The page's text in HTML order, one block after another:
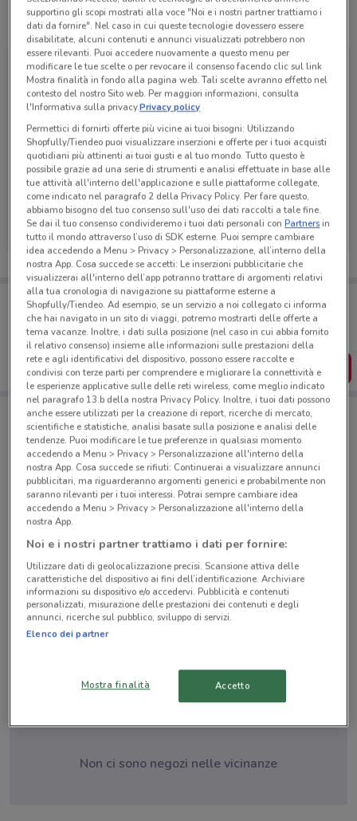
Tutte le promozioni di questo negozio
-4 GIORNI
PENNY
Scade mercoledì 1.3 km
NUOVO
PENNY
Scade mercoledì 1.3 km
Porta DoveConviene sempre con te!
Puoi trovare le migliori offerte dei negozi vicino a te,
salvarle e creare la tua lista del risparmio, comodamente
dal tuo cellulare.
SCARICA L’APP
Negozi PENNY a Marcon
© MapTiler© OpenStreetMap contributors
Non ci sono negozi nelle vicinanze
supportino gli scopi mostrati alla voce "Noi e i nostri partner trattiamo i
dati da fornire". Nel caso in cui queste tecnologie dovessero essere
disabilitate, alcuni contenuti e annunci visualizzati potrebbero non
essere rilevanti. Puoi accedere nuovamente a questo menu per
modificare le tue scelte o per revocare il consenso facendo clic sul link
Mostra finalità in fondo alla pagina web. Tali scelte avranno effetto nel
contesto del nostro Sito web. Per maggiori informazioni, consulta
l'Informativa sulla privacy.Privacy policy
Permettici di fornirti offerte più vicine ai tuoi bisogni: Utilizzando
Shopfully/Tiendeo puoi visualizzare inserzioni e offerte per i tuoi acquisti
quotidiani più attinenti ai tuoi gusti e al tuo mondo. Tutto questo è
possibile grazie ad una serie di strumenti e analisi effettuate in base alle
tue attività all'interno dell'applicazione e sulle piattaforme collegate,
come indicato nel paragrafo 2 della Privacy Policy. Per fare questo,
abbiamo bisogno del tuo consenso sull'uso dei dati raccolti a tale fine.
Se dai il tuo consenso condivideremo i tuoi dati personali conPartnersin
tutto il mondo attraverso l’uso di SDK esterne. Puoi sempre cambiare
idea accedendo a Menu > Privacy > Personalizzazione, all’interno della
nostra App. Cosa succede se accetti: Le inserzioni pubblicitarie che
visualizzerai all'interno dell’app potranno trattare di argomenti relativi
alla tua cronologia di navigazione su piattaforme esterne a
Shopfully/Tiendeo. Ad esempio, se un servizio a noi collegato ci informa
che hai navigato in un sito di viaggi, potremo mostrarti delle offerte a
tema vacanze. Inoltre, i dati sulla posizione (nel caso in cui abbia fornito
il relativo consenso) insieme alle informazioni sulle prestazioni della
rete e agli identificativi del dispositivo, possono essere raccolte e
condivisi con terze parti per comprendere e migliorare la connettività e
le esperienze applicative sulle delle reti wireless, come meglio indicato
nel paragrafo 13.b della nostra Privacy Policy. Inoltre, i tuoi dati possono
anche essere utilizzati per la creazione di report, ricerche di mercato,
scientifiche e statistiche, analisi basate sulla posizione e analisi delle
tendenze. Puoi modificare le tue preferenze in qualsiasi momento
accedendo a Menu > Privacy > Personalizzazione all'interno della
nostra App. Cosa succede se rifiuti: Continuerai a visualizzare annunci
pubblicitari, ma riguarderanno argomenti generici e probabilmente non
saranno rilevanti per i tuoi interessi. Potrai sempre cambiare idea
accedendo a Menu > Privacy > Personalizzazione all'interno della
nostra App.
Noi e i nostri partner trattiamo i dati per fornire:
Utilizzare dati di geolocalizzazione precisi. Scansione attiva delle
caratteristiche del dispositivo ai fini dell’identificazione. Archiviare
informazioni su dispositivo e/o accedervi. Pubblicità e contenuti
personalizzati, misurazione delle prestazioni dei contenuti e degli
annunci, ricerche sul pubblico, sviluppo di servizi.
Elenco dei partner
Mostra finalità Accetto